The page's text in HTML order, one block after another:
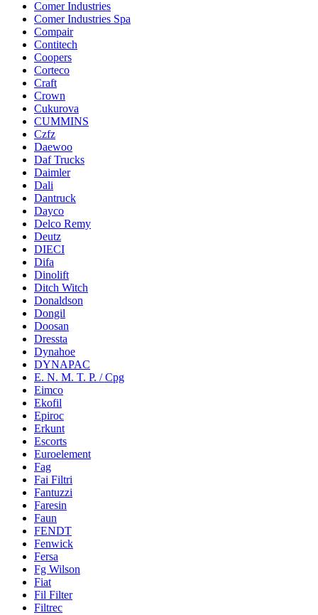
Comer Industries
Comer Industries Spa
Compair
Contitech
Coopers
Corteco
Craft
Crown
Cukurova
CUMMINS
Czfz
Daewoo
Daf Trucks
Daimler
Dali
Dantruck
Dayco
Delco Remy
Deutz
DIECI
Difa
Dinolift
Ditch Witch
Donaldson
Dongil
Doosan
Dressta
Dynahoe
DYNAPAC
E. N. M. T. P. / Cpg
Eimco
Ekofil
Epiroc
Erkunt
Escorts
Euroelement
Fag
Fai Filtri
Fantuzzi
Faresin
Faun
FENDT
Fenwick
Fersa
Fg Wilson
Fiat
Fil Filter
Filtrec